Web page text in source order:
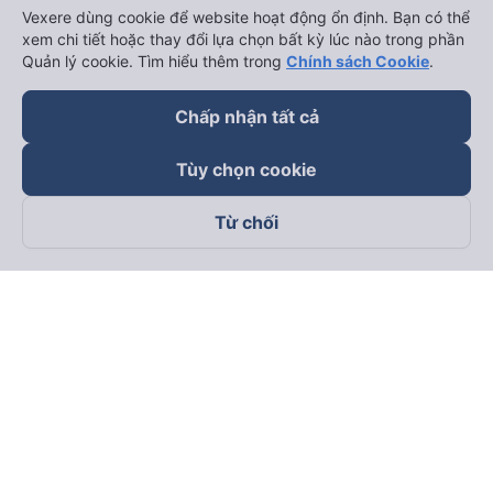
Theo dõi chúng tôi trên
Vexere dùng cookie để website hoạt động ổn định. Bạn có thể
xem chi tiết hoặc thay đổi lựa chọn bất kỳ lúc nào trong phần
Quản lý cookie. Tìm hiểu thêm trong Chính sách Cookie.
Chấp nhận tất cả
Tùy chọn cookie
Từ chối